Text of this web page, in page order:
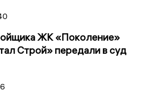
ЖК «Поколение»
Строй» передали в суд